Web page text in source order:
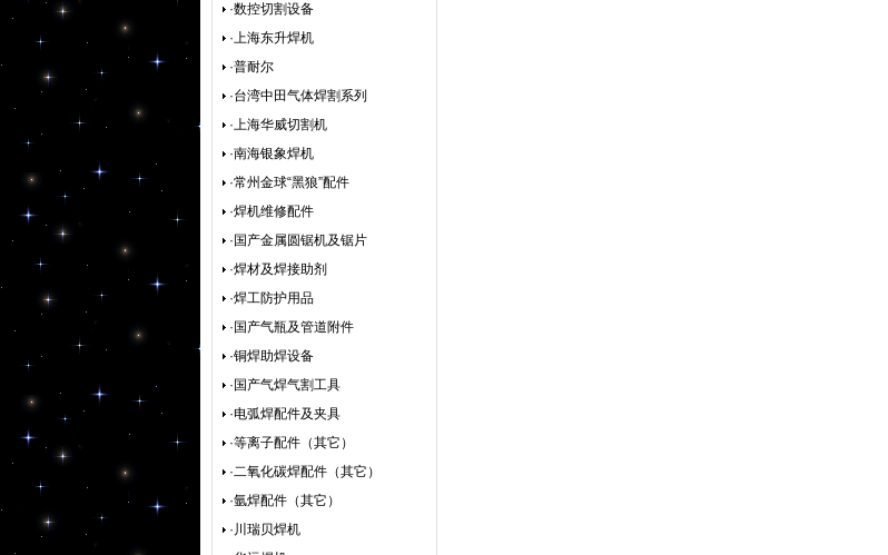
·数控切割设备
·上海东升焊机
·普耐尔
·台湾中田气体焊割系列
·上海华威切割机
·南海银象焊机
·常州金球“黑狼”配件
·焊机维修配件
·国产金属圆锯机及锯片
·焊材及焊接助剂
·焊工防护用品
·国产气瓶及管道附件
·铜焊助焊设备
·国产气焊气割工具
·电弧焊配件及夹具
·等离子配件（其它）
·二氧化碳焊配件（其它）
·氩焊配件（其它）
·川瑞贝焊机